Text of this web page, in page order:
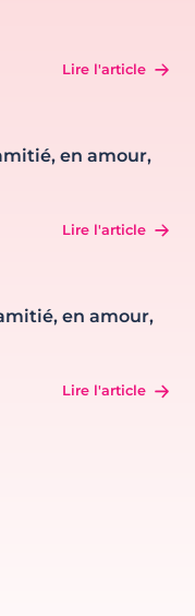
Lire l'article
en amour,
Lire l'article
en amour,
Lire l'article